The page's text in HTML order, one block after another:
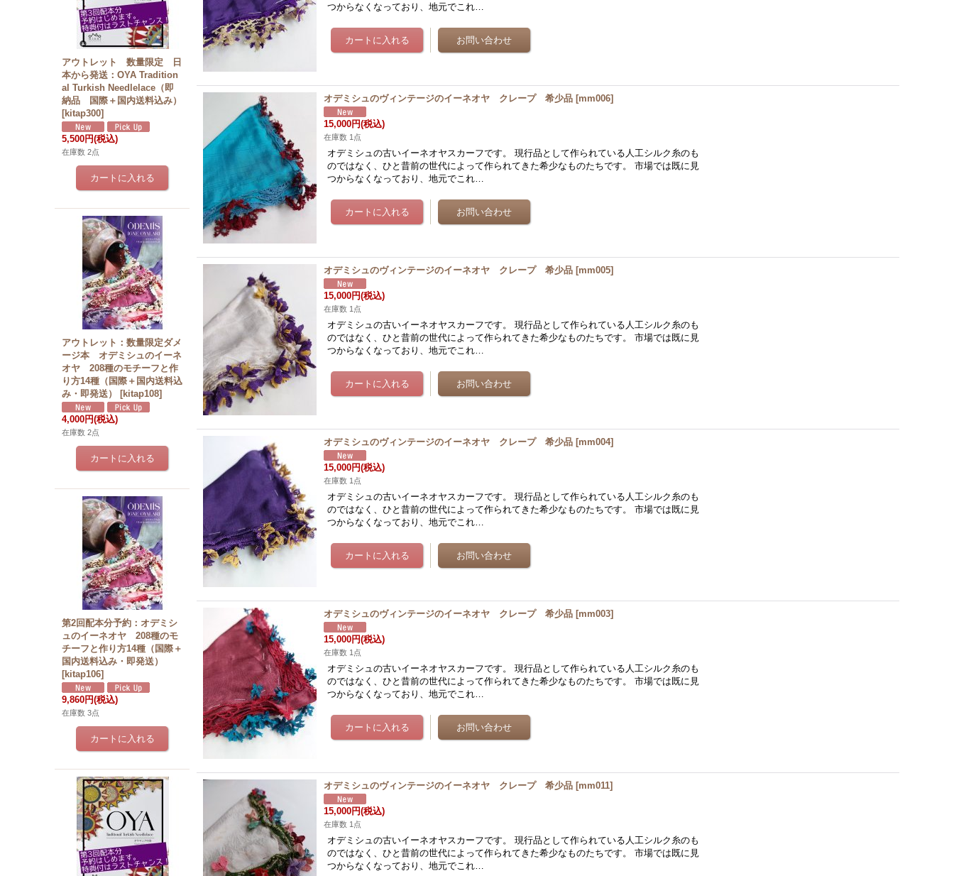
アウトレット 数量限定 日
本から発送：OYA Tradition
al Turkish Needlelace（即
納品 国際＋国内送料込み）
[kitap300]
5,500円(税込)
在庫数 2点
アウトレット：数量限定ダメ
ージ本 オデミシュのイーネ
オヤ 208種のモチーフと作
り方14種（国際＋国内送料込
み・即発送）
[kitap108]
4,000円(税込)
在庫数 2点
第2回配本分予約：オデミシ
ュのイーネオヤ 208種のモ
チーフと作り方14種（国際＋
国内送料込み・即発送）
[kitap106]
9,860円(税込)
在庫数 3点
つからなくなっており、地元でこれ…
オデミシュのヴィンテージのイーネオヤ クレープ 希少品 [mm006]
15,000円(税込)
在庫数 1点
オデミシュの古いイーネオヤスカーフです。 現行品として作られている人工シルク糸のも
のではなく、ひと昔前の世代によって作られてきた希少なものたちです。 市場では既に見
つからなくなっており、地元でこれ…
オデミシュのヴィンテージのイーネオヤ クレープ 希少品 [mm005]
15,000円(税込)
在庫数 1点
オデミシュの古いイーネオヤスカーフです。 現行品として作られている人工シルク糸のも
のではなく、ひと昔前の世代によって作られてきた希少なものたちです。 市場では既に見
つからなくなっており、地元でこれ…
オデミシュのヴィンテージのイーネオヤ クレープ 希少品 [mm004]
15,000円(税込)
在庫数 1点
オデミシュの古いイーネオヤスカーフです。 現行品として作られている人工シルク糸のも
のではなく、ひと昔前の世代によって作られてきた希少なものたちです。 市場では既に見
つからなくなっており、地元でこれ…
オデミシュのヴィンテージのイーネオヤ クレープ 希少品 [mm003]
15,000円(税込)
在庫数 1点
オデミシュの古いイーネオヤスカーフです。 現行品として作られている人工シルク糸のも
のではなく、ひと昔前の世代によって作られてきた希少なものたちです。 市場では既に見
つからなくなっており、地元でこれ…
オデミシュのヴィンテージのイーネオヤ クレープ 希少品 [mm011]
15,000円(税込)
在庫数 1点
オデミシュの古いイーネオヤスカーフです。 現行品として作られている人工シルク糸のも
のではなく、ひと昔前の世代によって作られてきた希少なものたちです。 市場では既に見
つからなくなっており、地元でこれ…